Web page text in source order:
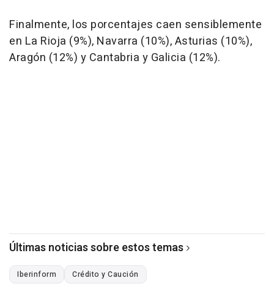
Finalmente, los porcentajes caen sensiblemente
en La Rioja (9%), Navarra (10%), Asturias (10%),
Aragón (12%) y Cantabria y Galicia (12%).
Últimas noticias sobre estos temas
Iberinform Crédito y Caución